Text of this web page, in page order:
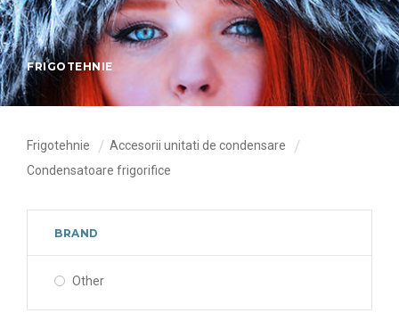
FRIGOTEHNIE
Frigotehnie
Accesorii unitati de condensare
Condensatoare frigorifice
BRAND
Other